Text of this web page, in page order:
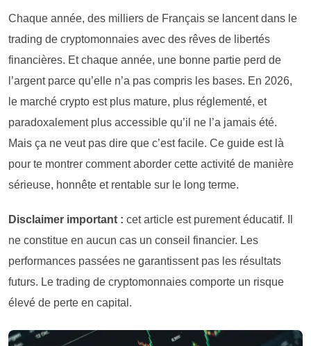
Chaque année, des milliers de Français se lancent dans le
trading de cryptomonnaies avec des rêves de libertés
financières. Et chaque année, une bonne partie perd de
l’argent parce qu’elle n’a pas compris les bases. En 2026,
le marché crypto est plus mature, plus réglementé, et
paradoxalement plus accessible qu’il ne l’a jamais été.
Mais ça ne veut pas dire que c’est facile. Ce guide est là
pour te montrer comment aborder cette activité de manière
sérieuse, honnête et rentable sur le long terme.
Disclaimer important : cet article est purement éducatif. Il
ne constitue en aucun cas un conseil financier. Les
performances passées ne garantissent pas les résultats
futurs. Le trading de cryptomonnaies comporte un risque
élevé de perte en capital.